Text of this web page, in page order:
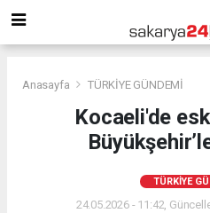
Anasayfa TÜRKİYE GÜNDEMİ
Kocaeli'de
TÜRKİYE
24.05.2026 - 11:42,